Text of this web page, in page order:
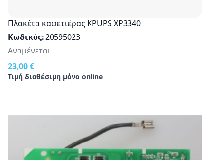
Πλακέτα καφετιέρας ΚΡUPS XP3340
Κωδικός 20595023
23,00 €
Τιμή διαθέσιμη μόνο online
Αναμένεται